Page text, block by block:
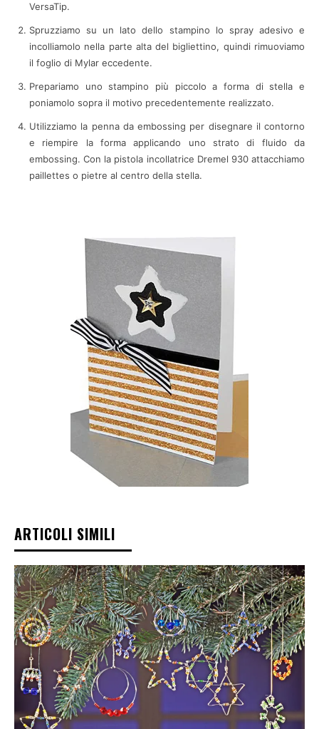
VersaTip.
Spruzziamo su un lato dello stampino lo spray adesivo e
incolliamolo nella parte alta del bigliettino, quindi rimuoviamo
il foglio di Mylar eccedente.
Prepariamo uno stampino più piccolo a forma di stella e
poniamolo sopra il motivo precedentemente realizzato.
Utilizziamo la penna da embossing per disegnare il contorno
e riempire la forma applicando uno strato di fluido da
embossing. Con la pistola incollatrice Dremel 930 attacchiamo
paillettes o pietre al centro della stella.
ARTICOLI SIMILI